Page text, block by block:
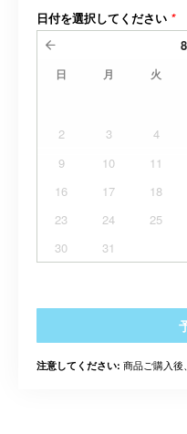
日付を選択してください *
日 月 火
2
3 4
9
10 11
16
17 18
23
24 25
30
31
注意してください: 商品ご購入後